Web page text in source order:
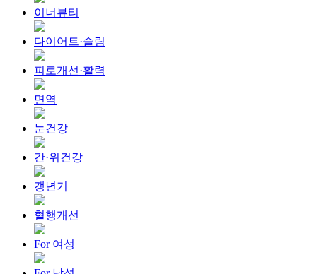
이너뷰티
다이어트·슬림
피로개선·활력
면역
눈건강
간·위건강
갱년기
혈행개선
For 여성